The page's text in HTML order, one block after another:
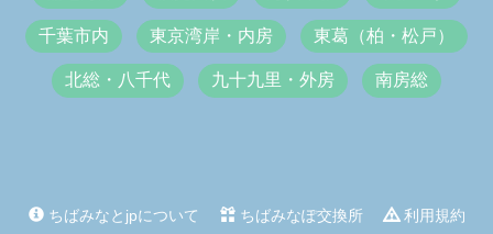
千葉市内 東京湾岸・内房 東葛（柏・松戸）
北総・八千代 九十九里・外房 南房総
ちばみなとjpについて ちばみなぽ交換所
利用規約